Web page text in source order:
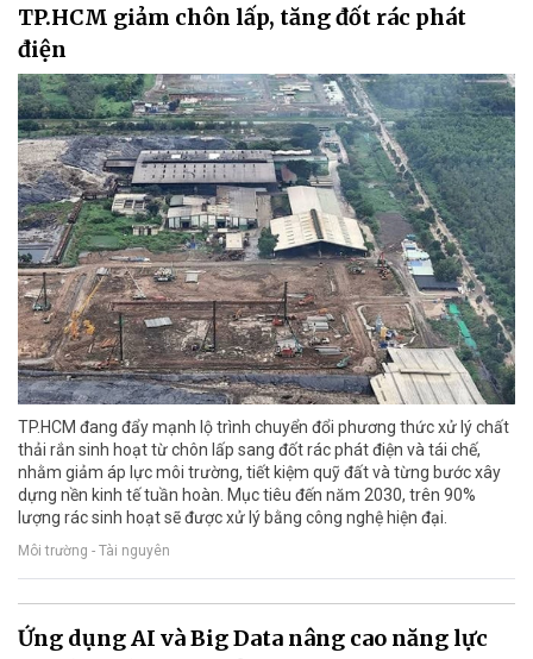
TP.HCM giảm chôn lấp, tăng đốt rác phát
điện
TP.HCM đang đẩy mạnh lộ trình chuyển đổi phương thức xử lý chất
thải rắn sinh hoạt từ chôn lấp sang đốt rác phát điện và tái chế,
nhằm giảm áp lực môi trường, tiết kiệm quỹ đất và từng bước xây
dựng nền kinh tế tuần hoàn. Mục tiêu đến năm 2030, trên 90%
lượng rác sinh hoạt sẽ được xử lý bằng công nghệ hiện đại.
Môi trường - Tài nguyên
Ứng dụng AI và Big Data nâng cao năng lực